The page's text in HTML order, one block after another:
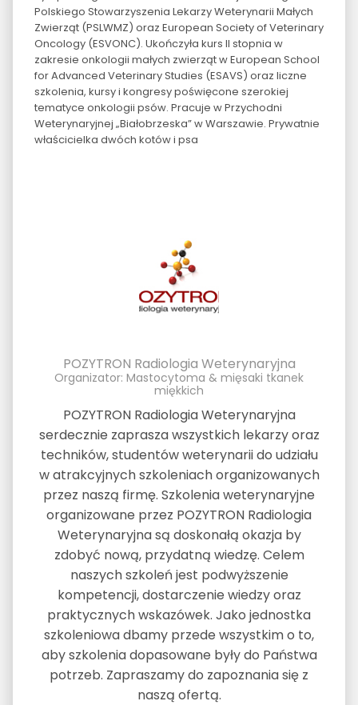
Polskiego Stowarzyszenia Lekarzy Weterynarii Małych
Zwierząt (PSLWMZ) oraz European Society of Veterinary
Oncology (ESVONC). Ukończyła kurs II stopnia w
zakresie onkologii małych zwierząt w European School
for Advanced Veterinary Studies (ESAVS) oraz liczne
szkolenia, kursy i kongresy poświęcone szerokiej
tematyce onkologii psów. Pracuje w Przychodni
Weterynaryjnej „Białobrzeska” w Warszawie. Prywatnie
właścicielka dwóch kotów i psa
POZYTRON Radiologia Weterynaryjna
Organizator: Mastocytoma & mięsaki tkanek
miękkich
POZYTRON Radiologia Weterynaryjna
serdecznie zaprasza wszystkich lekarzy oraz
techników, studentów weterynarii do udziału
w atrakcyjnych szkoleniach organizowanych
przez naszą firmę. Szkolenia weterynaryjne
organizowane przez POZYTRON Radiologia
Weterynaryjna są doskonałą okazja by
zdobyć nową, przydatną wiedzę. Celem
naszych szkoleń jest podwyższenie
kompetencji, dostarczenie wiedzy oraz
praktycznych wskazówek. Jako jednostka
szkoleniowa dbamy przede wszystkim o to,
aby szkolenia dopasowane były do Państwa
potrzeb. Zapraszamy do zapoznania się z
naszą ofertą.